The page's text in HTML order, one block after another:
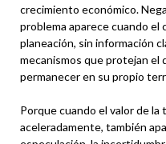
crecimiento económico.
problema aparece cuando
planeación, sin información
mecanismos que protejan el
permanecer en su propio
Porque cuando el valor de la
aceleradamente, también